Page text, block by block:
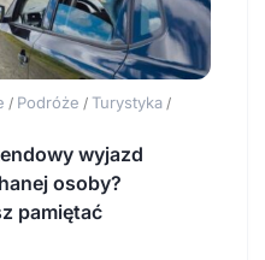
/ Podróże / Turystyka /
wyjazd
osoby?
pamiętać